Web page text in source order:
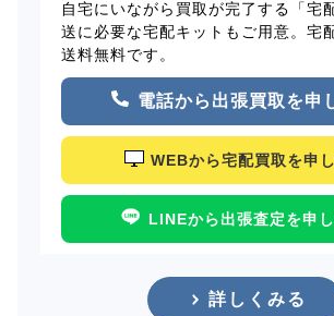
自宅にいながら買取が完了する「宅
送に必要な宅配キットもご用意。宅
送料無料です。
電話から出張買取を申
WEBから宅配買取を申
LINEから出張査定を申
詳しくみる